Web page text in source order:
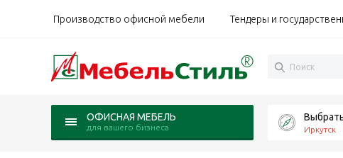
Производство офисной мебели Тендеры и
ОФИСНАЯ МЕБЕЛЬ
для вашего бизнеса Иркутск